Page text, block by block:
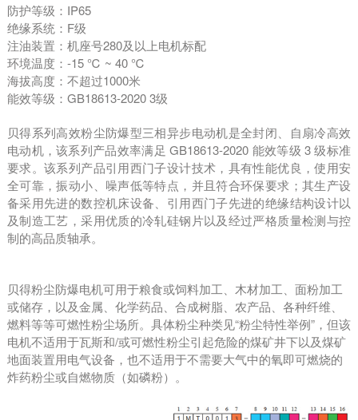
防护等级： IP65
绝缘系统： F级
注油装置：机座号280及以上电机标配
环境温度： -15 ℃ ~ 40 ℃
海拔高度：不超过1000米
能效等级： GB18613-2020 3级
贝得系列高效粉尘防爆型三相异步电动机是全封闭、自扇冷高效
电动机，该系列产品效率满足 GB18613-2020 能效等级 3级标准
要求。该系列产品引用西门子设计技术，具有性能优良，使用安
全可靠，振动小、噪声低等特点，并且符合环保要求；其生产设
备采用先进的数控机床设备、引用西门子先进的绝缘结构设计以
及制造工艺，采用优质的冷轧硅钢片以及经过严格质量检测与控
制的高品质轴承。
贝得粉尘防爆电机可用于粮食或饲料加工、木材加工、面粉加工
或储存，以及金属、化学药品、合成树脂、农产品、各种纤维、
燃料等等可燃性粉尘场所。具体粉尘种类见“粉尘特性举例”，但该
电机不适用于瓦斯和/或可燃性粉尘引起危险的煤矿井下以及煤矿
地面装置用电气设备，也不适用于不需要大气中的氧即可燃烧的
炸药粉尘或自燃物质（如磷粉）。